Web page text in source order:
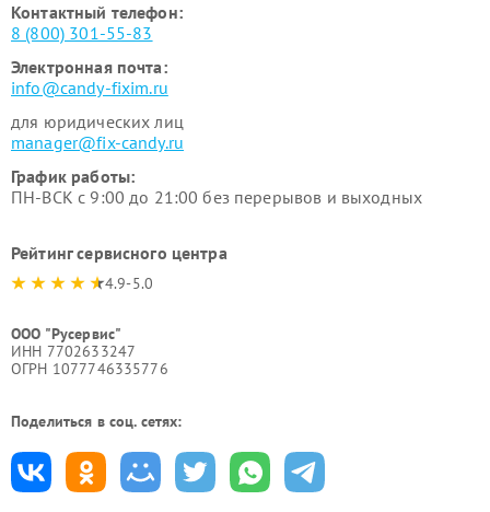
Контактный телефон:
8 (800) 301-55-83
Электронная почта:
info@candy-fixim.ru
для юридических лиц
manager@fix-candy.ru
График работы:
ПН-ВСК с 9:00 до 21:00 без перерывов и выходных
Рейтинг сервисного центра
4.9-5.0
ООО "Русервис"
ИНН 7702633247
ОГРН 1077746335776
Поделиться в соц. сетях: